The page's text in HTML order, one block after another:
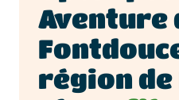
Aventure
région de